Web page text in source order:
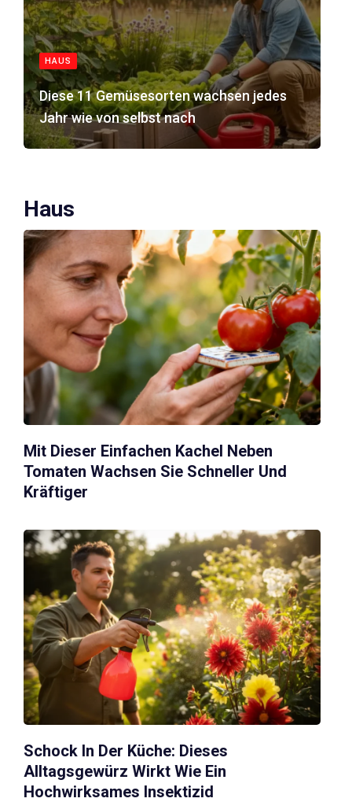
HAUS
Diese 11 Gemüsesorten wachsen jedes
Jahr wie von selbst nach
Haus
Mit Dieser Einfachen Kachel Neben
Tomaten Wachsen Sie Schneller Und
Kräftiger
Schock In Der Küche: Dieses
Alltagsgewürz Wirkt Wie Ein
Hochwirksames Insektizid